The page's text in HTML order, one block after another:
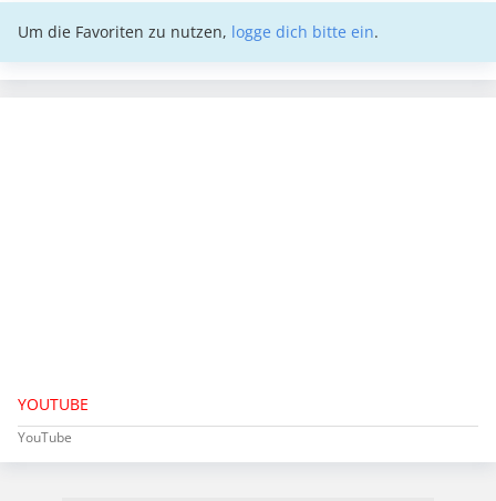
Um die Favoriten zu nutzen, logge dich bitte ein.
YOUTUBE
YouTube